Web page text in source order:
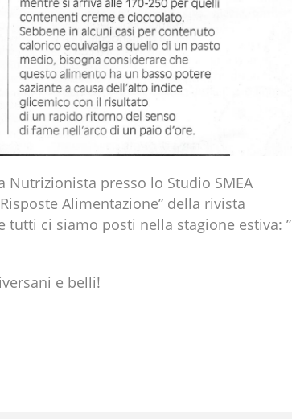
Nutrizionista presso lo Studio SMEA
Alimentazione” della rivista
tutti ci siamo posti nella stagione estiva: ”
e belli!